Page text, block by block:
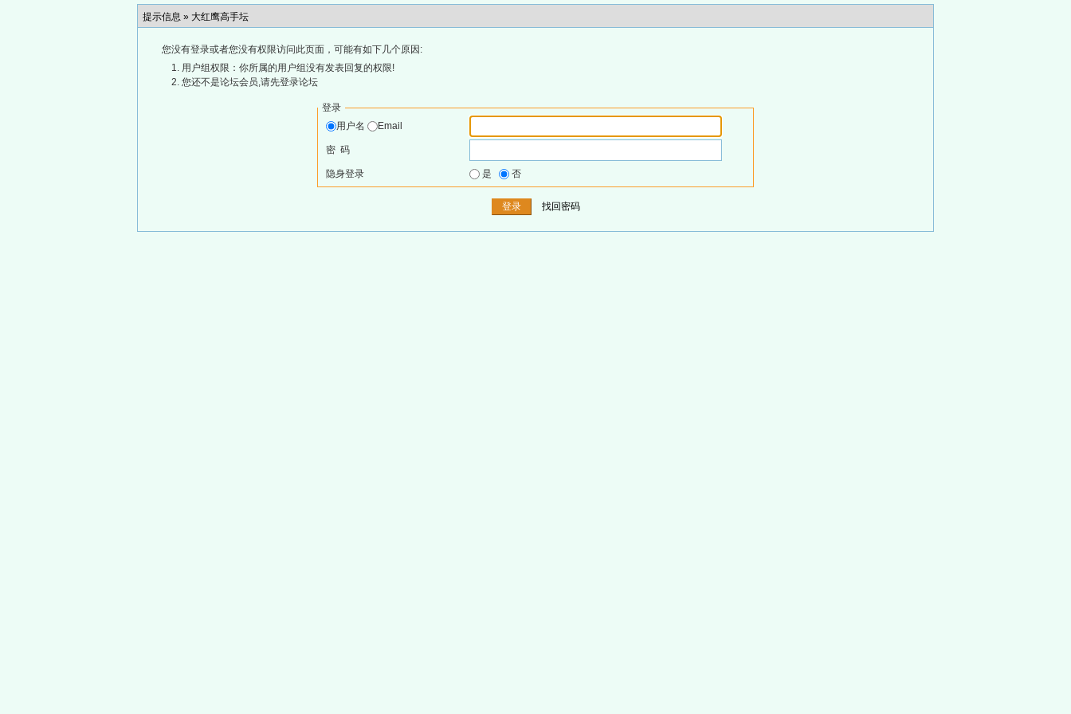
提示信息 » 大红鹰高手坛
您没有登录或者您没有权限访问此页面，可能有如下几个原因:
用户组权限：你所属的用户组没有发表回复的权限!
您还不是论坛会员,请先登录论坛
登录
用户名
Email
密 码
隐身登录 是 否
找回密码